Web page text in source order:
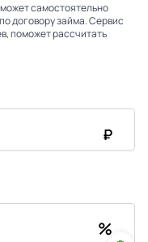
самостоятельно
договору займа. Сервис
поможет рассчитать
₽
%